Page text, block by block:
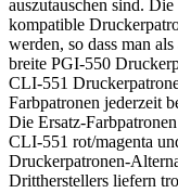
auszutauschen sind.
kompatible
werden, so dass man
breite PGI-550
CLI-551
Farbpatronen jederzeit
Die Ersatz-
CLI-551 rot/magenta
Druckerpatronen-
Drittherstellers liefern